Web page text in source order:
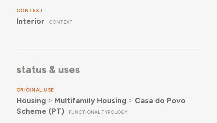
CONTEXT
Interior CONTEXT
status & uses
ORIGINAL USE
Housing ˃ Multifamily Housing ˃ Casa do Povo
Scheme (PT)
FUNCTIONAL TYPOLOGY